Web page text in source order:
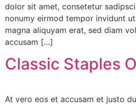
dolor sit amet, consetetur
nonumy eirmod tempor invidunt
magna aliquyam erat, sed diam
accusam […]
Classic Staples
At vero eos et accusam et justo